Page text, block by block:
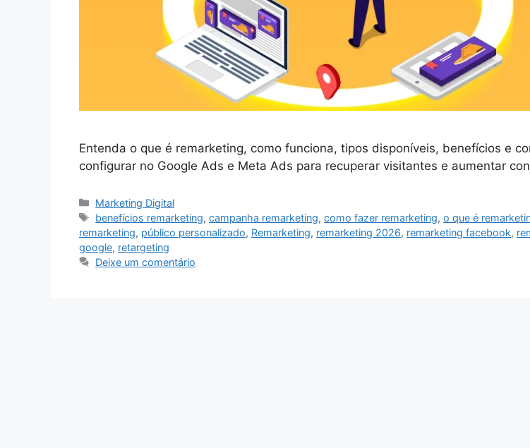
Entenda o que é remarketing, como funciona, tipos disponíveis, benefícios e
configurar no Google Ads e Meta Ads para recuperar visitantes e aumentar
Categorias
Marketing Digital
Tags
benefícios remarketing,campanha remarketing,como fazer remarketing,o que é
remarketing, público personalizado, Remarketing, remarketing 2026, remarketing facebook,
google, retargeting
Deixe um comentário